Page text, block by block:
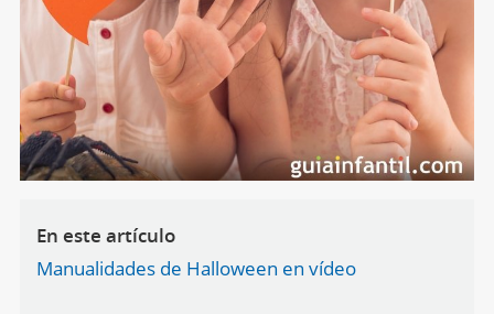
En este artículo
Manualidades de Halloween en vídeo